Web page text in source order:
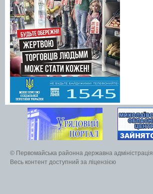
© Первомайська районна державна адміністрація
Весь контент доступний за ліцензією